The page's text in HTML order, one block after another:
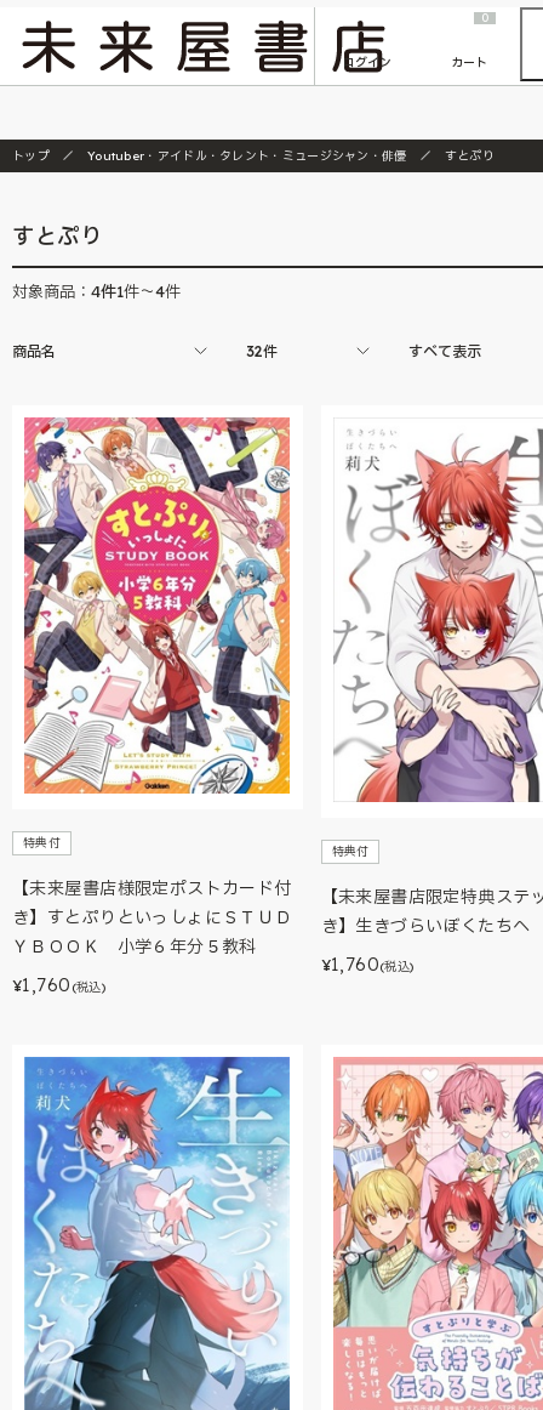
『ONE PIECE magazine 021 ONE PIECEカード付き同梱版』発売延期のご案内
ログイン
0
カート
トップ Youtuber・アイドル・タレント・ミュージシャン・俳優 すとぷり
すとぷり
対象商品： 4件1件～4件
商品名 32件 すべて表示
特典付
【未来屋書店様限定ポストカード付
き】すとぷりといっしょにＳＴＵＤ
ＹＢＯＯＫ 小学６年分５教科
¥1,760 (税込)
特典付
【未来屋書店限定特典ステ
き】生きづらいぼくたち
¥1,760(税込)